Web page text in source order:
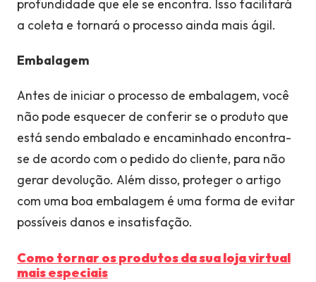
profundidade que ele se encontra. Isso facilitará
a coleta e tornará o processo ainda mais ágil.
Embalagem
Antes de iniciar o processo de embalagem, você
não pode esquecer de conferir se o produto que
está sendo embalado e encaminhado encontra-
se de acordo com o pedido do cliente, para não
gerar devolução. Além disso, proteger o artigo
com uma boa embalagem é uma forma de evitar
possíveis danos e insatisfação.
Como tornar os produtos da sua loja virtual
mais especiais